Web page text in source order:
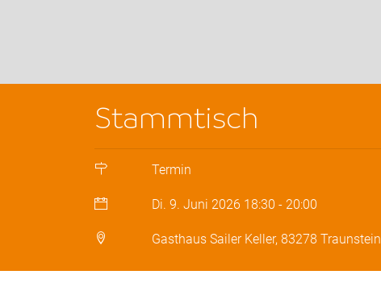
Stammtisch
Termin
Di. 9. Juni 2026 18:30 - 20:00
Gasthaus Sailer Keller, 83278 Traunstein